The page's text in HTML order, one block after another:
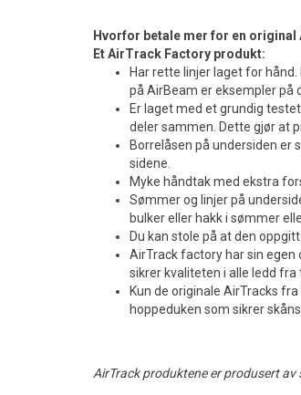
Hvorfor betale mer for en
Et AirTrack Factory produkt:
Har rette linjer laget for
på AirBeam er eksempler på
Er laget med et grundig
deler sammen. Dette gjør at
Borrelåsen på undersiden er
sidene.
Myke håndtak med ekstra
Sømmer og linjer på
bulker eller hakk i sømmer
Du kan stole på at den
AirTrack factory har sin egen
sikrer kvaliteten i alle ledd
Kun de originale AirTracks
hoppeduken som sikrer
AirTrack produktene er produsert av